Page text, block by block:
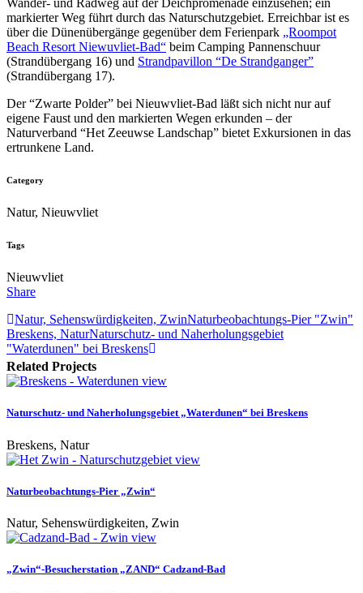
Wander- und Radweg auf der Deichpromenade einzusehen; ein
markierter Weg führt durch das Naturschutzgebiet. Erreichbar ist es
über die Dünenübergänge gegenüber dem Ferienpark „Roompot
Beach Resort Niewuvliet-Bad“ beim Camping Pannenschuur
(Strandübergang 16) und Strandpavillon “De Strandganger”
(Strandübergang 17).
Der “Zwarte Polder” bei Nieuwvliet-Bad läßt sich nicht nur auf
eigene Faust und den markierten Wegen erkunden – der
Naturverband “Het Zeeuwse Landschap” bietet Exkursionen in das
ertrunkene Land.
Category
Natur, Nieuwvliet
Tags
Nieuwvliet
Share
Natur, Sehenswürdigkeiten, ZwinNaturbeobachtungs-Pier "Zwin"
Breskens, NaturNaturschutz- und Naherholungsgebiet
"Waterdunen" bei Breskens
Related Projects
view
Naturschutz- und Naherholungsgebiet „Waterdunen“ bei Breskens
Breskens, Natur
view
Naturbeobachtungs-Pier „Zwin“
Natur, Sehenswürdigkeiten, Zwin
view
„Zwin“-Besucherstation „ZAND“ Cadzand-Bad